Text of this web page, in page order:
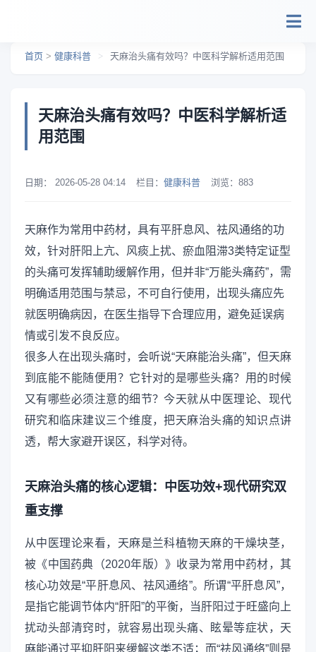
首页 > 健康科普 > 天麻治头痛有效吗？中医科学解析适用范围
天麻治头痛有效吗？中医科学解析适
用范围
日期： 2026-05-28 04:14 栏目： 健康科普 浏览： 883
天麻作为常用中药材，具有平肝息风、祛风通络的功
效，针对肝阳上亢、风痰上扰、瘀血阻滞3类特定证型
的头痛可发挥辅助缓解作用，但并非“万能头痛药”，需
明确适用范围与禁忌，不可自行使用，出现头痛应先
就医明确病因，在医生指导下合理应用，避免延误病
情或引发不良反应。
很多人在出现头痛时，会听说“天麻能治头痛”，但天麻
到底能不能随便用？它针对的是哪些头痛？用的时候
又有哪些必须注意的细节？今天就从中医理论、现代
研究和临床建议三个维度，把天麻治头痛的知识点讲
透，帮大家避开误区，科学对待。
天麻治头痛的核心逻辑：中医功效+现代研究双
重支撑
从中医理论来看，天麻是兰科植物天麻的干燥块茎，
被《中国药典（2020年版）》收录为常用中药材，其
核心功效是“平肝息风、祛风通络”。所谓“平肝息风”，
是指它能调节体内“肝阳”的平衡，当肝阳过于旺盛向上
扰动头部清窍时，就容易出现头痛、眩晕等症状，天
麻能通过平抑肝阳来缓解这类不适；而“祛风通络”则是